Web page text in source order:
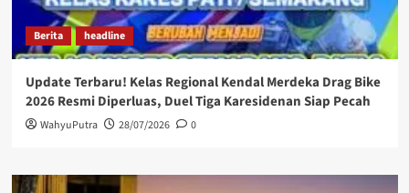
Berita headline
Update Terbaru! Kelas Regional Kendal Merdeka Drag Bike
2026 Resmi Diperluas, Duel Tiga Karesidenan Siap Pecah
WahyuPutra 28/07/2026 0